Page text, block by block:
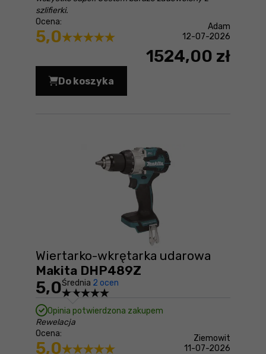
szlifierki.
Ocena:
5,0
Adam
12-07-2026
1524,00 zł
Do koszyka
Szlifierka kątowa Makita DGA513RTJ
Wiertarko-wkrętarka udarowa
Makita DHP489Z
5,0Średnia 2 ocen
Opinia potwierdzona zakupem
Rewelacja
Ocena:
5,0
Ziemowit
11-07-2026